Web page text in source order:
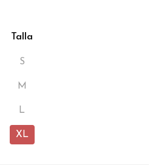
Talla
S
M
L
XL